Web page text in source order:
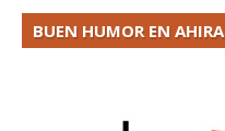
BUEN HUMOR EN AHIRA